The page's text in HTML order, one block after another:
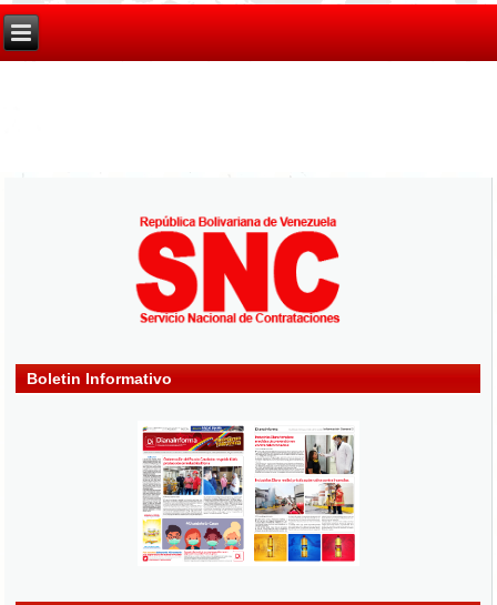
Boletin Informativo